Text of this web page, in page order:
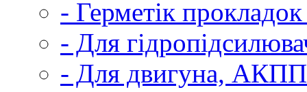
- Герметік
- Для
- Для двигуна,